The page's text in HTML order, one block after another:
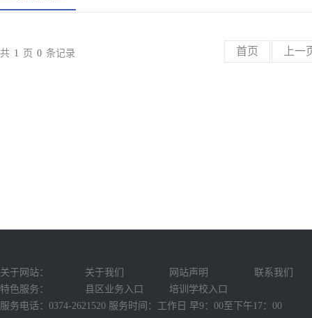
共 1 页 0 条记录 首页 上一
关于网站： 关于我们 网站声明
联系我们
特色服务：
县区业务入口
培训学校入口
服务电话：0374-2621520 服务时间：工作日 早9：00至下午17：00